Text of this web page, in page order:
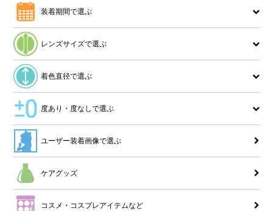
装着期間で選ぶ
レンズサイズで選ぶ
着色直径で選ぶ
度あり・度なしで選ぶ
ユーザー装着画像で選ぶ
ケアグッズ
コスメ・コスプレアイテムなど